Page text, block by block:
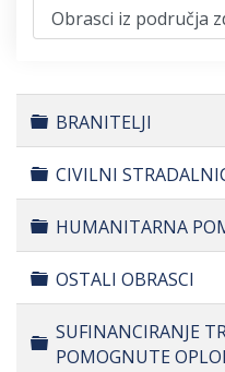
Folder
BRANITELJI
Folder
CIVILNI
Folder
HUMANITARNA
Folder
OSTALI OBRASCI
Folder
SUFINANCIRANJE
POMOGNUTE